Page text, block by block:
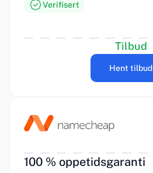
Verifisert
Tilbud
Hent tilbud
100 % oppetidsgaranti